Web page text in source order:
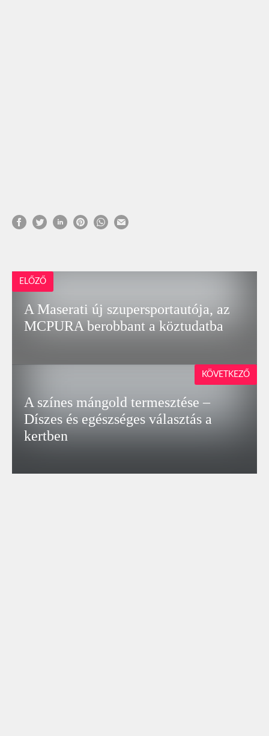
ELŐZŐ
A Maserati új szupersportautója, az
MCPURA berobbant a köztudatba
A színes mángold termesztése –
Díszes és egészséges választás a
kertben
KÖVETKEZŐ